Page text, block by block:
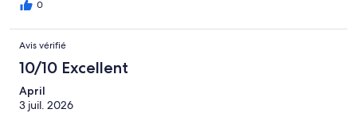
0
Avis vérifié
10/10 Excellent
April
3 juil. 2026